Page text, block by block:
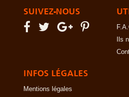
SUIVEZ-NOUS
Ils
INFOS LÉGALES
Mentions légales